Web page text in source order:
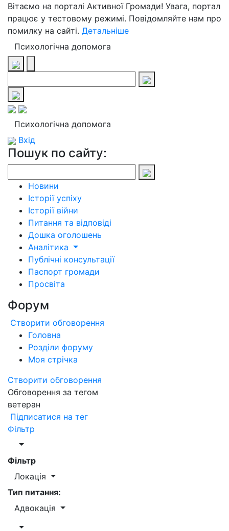
Вітаємо на порталі Активної Громади! Увага, портал
працює у тестовому режимі. Повідомляйте нам про
помилку на сайті. Детальніше
Психологічна допомога
Психологічна допомога
Вхід
Пошук по сайту:
Новини
Історії успіху
Історії війни
Питання та відповіді
Дошка оголошень
Аналітика
Публічні консультації
Паспорт громади
Просвіта
Форум
Створити обговорення
Головна
Розділи форуму
Моя стрічка
Створити обговорення
Обговорення за тегом
ветеран
Підписатися на тег
Фільтр
Фільтр
Локація
Тип питання:
Адвокація